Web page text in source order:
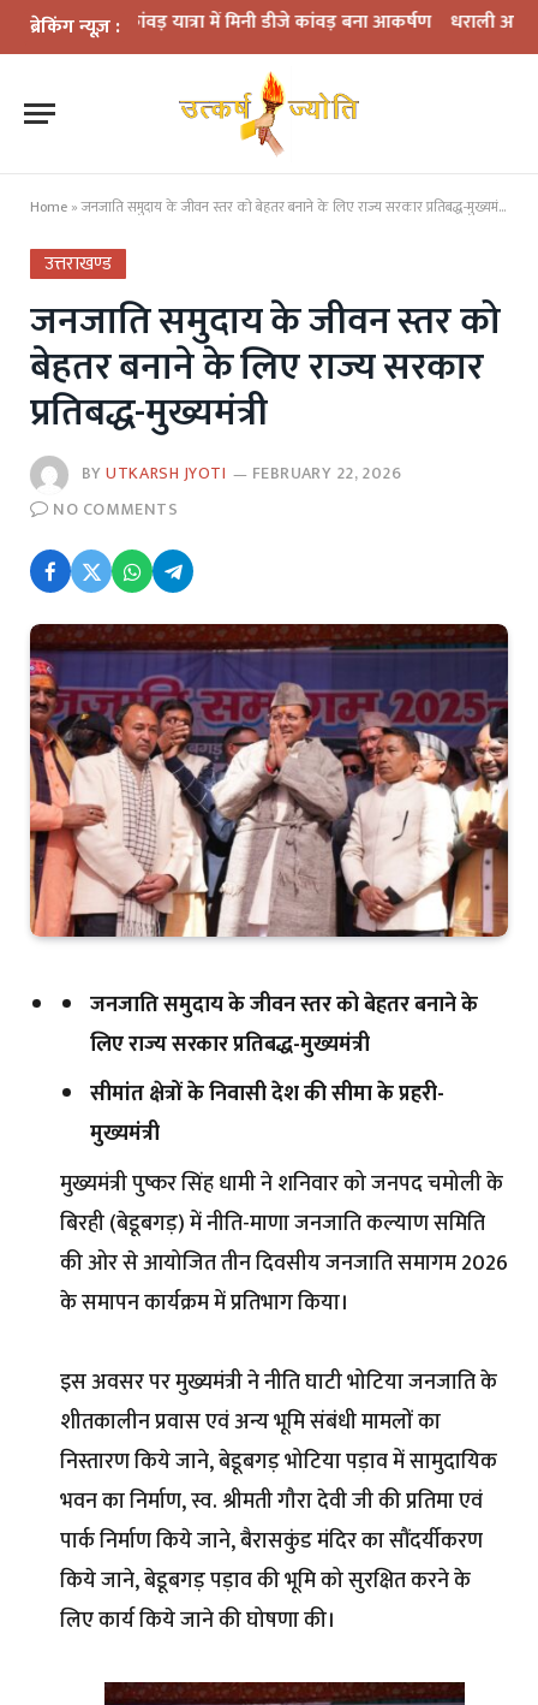
ब्रेकिंग न्यूज़ :
कांवड़ यात्रा में मिनी डीजे कांवड़ बना आकर्षण धराली आपदा की पहली
Home »जनजाति समुदाय के जीवन स्तर को बेहतर बनाने के लिए राज्य सरकार प्रतिबद्ध-मुख्यमंत्री
उत्तराखण्ड
जनजाति समुदाय के जीवन स्तर को
बेहतर बनाने के लिए राज्य सरकार
प्रतिबद्ध-मुख्यमंत्री
BYUTKARSH JYOTI
FEBRUARY 22, 2026
NO COMMENTS
जनजाति समुदाय के जीवन स्तर को बेहतर बनाने के
लिए राज्य सरकार प्रतिबद्ध-मुख्यमंत्री
सीमांत क्षेत्रों के निवासी देश की सीमा के प्रहरी-
मुख्यमंत्री
मुख्यमंत्री पुष्कर सिंह धामी ने शनिवार को जनपद चमोली के
बिरही (बेडूबगड़) में नीति-माणा जनजाति कल्याण समिति
की ओर से आयोजित तीन दिवसीय जनजाति समागम 2026
के समापन कार्यक्रम में प्रतिभाग किया।
इस अवसर पर मुख्यमंत्री ने नीति घाटी भोटिया जनजाति के
शीतकालीन प्रवास एवं अन्य भूमि संबंधी मामलों का
निस्तारण किये जाने, बेडूबगड़ भोटिया पड़ाव में सामुदायिक
भवन का निर्माण, स्व. श्रीमती गौरा देवी जी की प्रतिमा एवं
पार्क निर्माण किये जाने, बैरासकुंड मंदिर का सौंदर्यीकरण
किये जाने, बेडूबगड़ पड़ाव की भूमि को सुरक्षित करने के
लिए कार्य किये जाने की घोषणा की।